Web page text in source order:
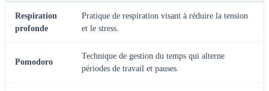
Respiration
profonde
Pratique de respiration visant à réduire la tension
et le stress.
Pomodoro
Technique de gestion du temps qui alterne
périodes de travail et pauses.